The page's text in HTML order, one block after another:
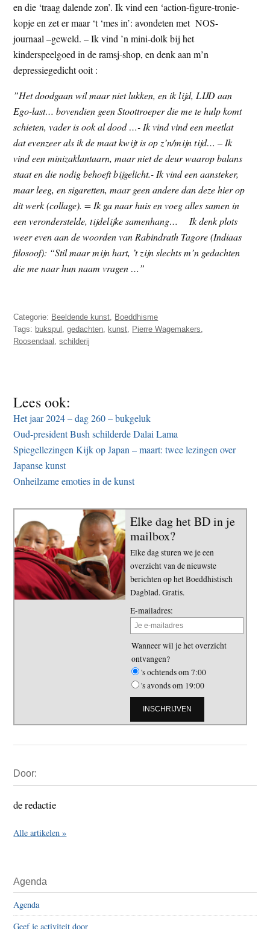
en die ‘traag dalende zon’. Ik vind een ‘action-figure-tronie-
kopje en zet er maar ‘t ‘mes in’: avondeten met NOS-
journaal –geweld. – Ik vind ’n mini-dolk bij het
kinderspeelgoed in de ramsj-shop, en denk aan m’n
depressiegedicht ooit :
”Het doodgaan wil maar niet lukken, en ik lijd, LIJD aan
Ego-last… bovendien geen Stoottroeper die me te hulp komt
schieten, vader is ook al dood …- Ik vind vind een meetlat
dat evenzeer als ik de maat kwijt is op z’n/mijn tijd… – Ik
vind een minizaklantaarn, maar niet de deur waarop balans
staat en die nodig behoeft bijgelicht.- Ik vind een aansteker,
maar leeg, en sigaretten, maar geen andere dan deze hier op
dit werk (collage). = Ik ga naar huis en voeg alles samen in
een veronderstelde, tijdelijke samenhang… Ik denk plots
weer even aan de woorden van Rabindrath Tagore (Indiaas
filosoof): “Stil maar mijn hart, ’t zijn slechts m’n gedachten
die me naar hun naam vragen …”
Categorie: Beeldende kunst, Boeddhisme
Tags: bukspul ,gedachten, kunst, Pierre Wagemakers,
Roosendaal ,schilderij
Lees ook:
Het jaar 2024 – dag 260 – bukgeluk
Oud-president Bush schilderde Dalai Lama
Spiegellezingen Kijk op Japan – maart: twee lezingen over
Japanse kunst
Onheilzame emoties in de kunst
Elke dag het BD in je
mailbox?
Elke dag sturen we je een
overzicht van de nieuwste
berichten op het Boeddhistisch
Dagblad. Gratis.
E-mailadres:
Wanneer wil je het overzicht
ontvangen?
's ochtends om 7:00
's avonds om 19:00
Sidebar
Door:
de redactie
Alle artikelen »
Agenda
Agenda
Geef je activiteit door